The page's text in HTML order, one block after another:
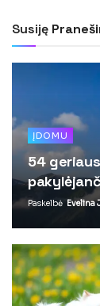
Susiję
ĮDOMU
54
Paskelbė Evelina